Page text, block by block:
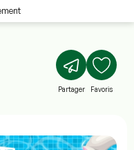
Partager Favoris